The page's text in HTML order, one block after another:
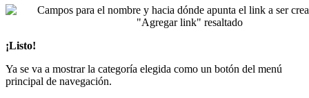
¡Listo!
Ya se va a mostrar la categoría elegida como un botón del menú
principal de navegación.